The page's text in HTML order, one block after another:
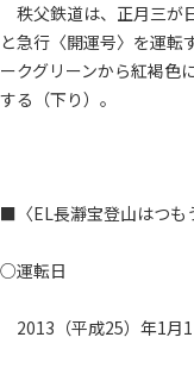
秩父鉄道は、正月三が
と急行〈開運号〉を運転
ークグリーンから紅褐色
する（下り）。
■〈EL長瀞宝登山はつも
○運転日
2013（平成25）年1月1